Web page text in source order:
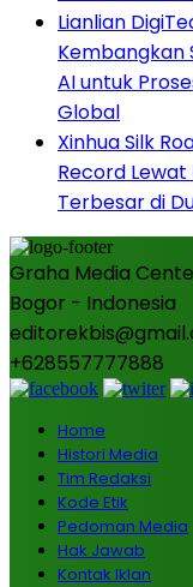
Lianlian
Kembangkan
AI untuk
Global
Xinhua Silk
Record Lewat
Terbesar di
Graha Media
Bogor - Indonesia
+628557777888
Home
Histori Media
Tim Redaksi
Kode Etik
Pedoman Media
Hak Jawab
Kontak Iklan